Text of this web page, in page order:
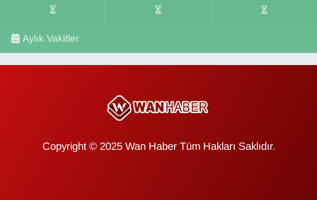
Aylık Vakitler
Copyright © 2025 Wan Haber Tüm Hakları Saklıdır.